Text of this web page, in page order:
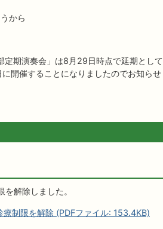
から
期演奏会」は8月29日時点で延期として
開催することになりましたのでお知らせ
解除しました。
制限を解除 (PDFファイル: 153.4KB)